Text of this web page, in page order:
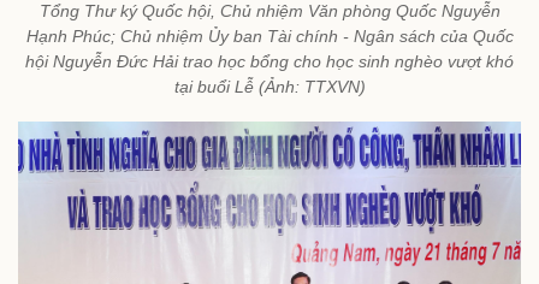
Tổng Thư ký Quốc hội, Chủ nhiệm Văn phòng Quốc Nguyễn
Hạnh Phúc; Chủ nhiệm Ủy ban Tài chính - Ngân sách của Quốc
hội Nguyễn Đức Hải trao học bổng cho học sinh nghèo vượt khó
tại buổi Lễ (Ảnh: TTXVN)